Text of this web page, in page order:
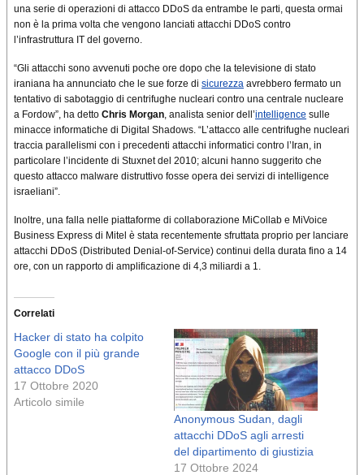
una serie di operazioni di attacco DDoS da entrambe le parti, questa ormai
non è la prima volta che vengono lanciati attacchi DDoS contro
l’infrastruttura IT del governo.
“Gli attacchi sono avvenuti poche ore dopo che la televisione di stato
iraniana ha annunciato che le sue forze di sicurezza avrebbero fermato un
tentativo di sabotaggio di centrifughe nucleari contro una centrale nucleare
a Fordow”, ha detto Chris Morgan , analista senior dell’intelligence sulle
minacce informatiche di Digital Shadows. “L’attacco alle centrifughe nucleari
traccia parallelismi con i precedenti attacchi informatici contro l’Iran, in
particolare l’incidente di Stuxnet del 2010; alcuni hanno suggerito che
questo attacco malware distruttivo fosse opera dei servizi di intelligence
israeliani”.
Inoltre, una falla nelle piattaforme di collaborazione MiCollab e MiVoice
Business Express di Mitel è stata recentemente sfruttata proprio per lanciare
attacchi DDoS (Distributed Denial-of-Service) continui della durata fino a 14
ore, con un rapporto di amplificazione di 4,3 miliardi a 1.
Correlati
Hacker di stato ha colpito
Google con il più grande
attacco DDoS
17 Ottobre 2020
Articolo simile
Anonymous Sudan, dagli
attacchi DDoS agli arresti
del dipartimento di giustizia
17 Ottobre 2024